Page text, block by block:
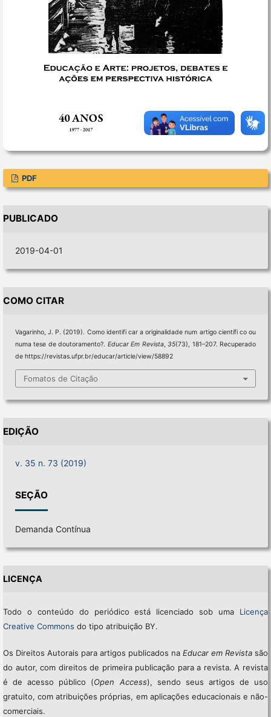
PDF
PUBLICADO
2019-04-01
COMO CITAR
Vagarinho, J. P. (2019). Como identifi car a originalidade num artigo científi co ou
numa tese de doutoramento?. Educar Em Revista,35(73), 181–207. Recuperado
de https://revistas.ufpr.br/educar/article/view/58892
Fomatos de Citação
EDIÇÃO
v. 35 n. 73 (2019)
SEÇÃO
Demanda Contínua
LICENÇA
Todo o conteúdo do periódico está licenciado sob uma Licença
Creative Commons do tipo atribuição BY.
Os Direitos Autorais para artigos publicados naEducar em Revista são
do autor, com direitos de primeira publicação para a revista. A revista
é de acesso público (Open Access), sendo seus artigos de uso
gratuito, com atribuições próprias, em aplicações educacionais e não-
comerciais.